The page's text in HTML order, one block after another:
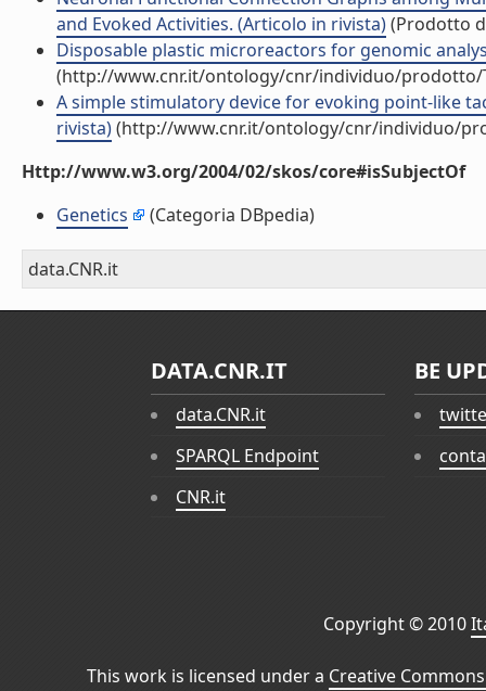
and Evoked Activities. (Articolo in rivista)(Prodotto
Disposable plastic microreactors for genomic
(http://www.cnr.it/ontology/cnr/individuo/prodotto/
A simple stimulatory device for evoking point-like
rivista)(http://www.cnr.it/ontology/cnr/individuo/
Http://www.w3.org/2004/02/skos/core#isSubjectOf
Genetics
(Categoria DBpedia)
data.CNR.it
DATA.CNR.IT
data.CNR.it
SPARQL Endpoint
CNR.it
BE
Copyright © 2010
This work is licensed under a Creative